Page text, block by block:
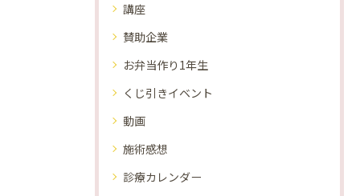
講座
賛助企業
お弁当作り1年生
くじ引きイベント
動画
施術感想
診療カレンダー